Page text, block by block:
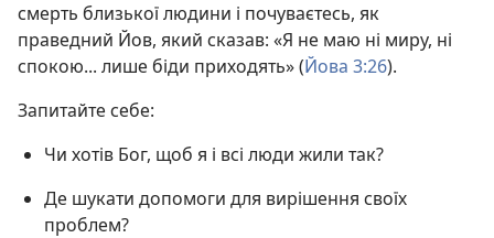
смерть близької людини і почуваєтесь, як
праведний Йов, який сказав: «Я не маю ні миру, ні
спокою... лише біди приходять» (Йова 3:26).
Запитайте себе:
Чи хотів Бог, щоб я і всі люди жили так?
Де шукати допомоги для вирішення своїх
проблем?